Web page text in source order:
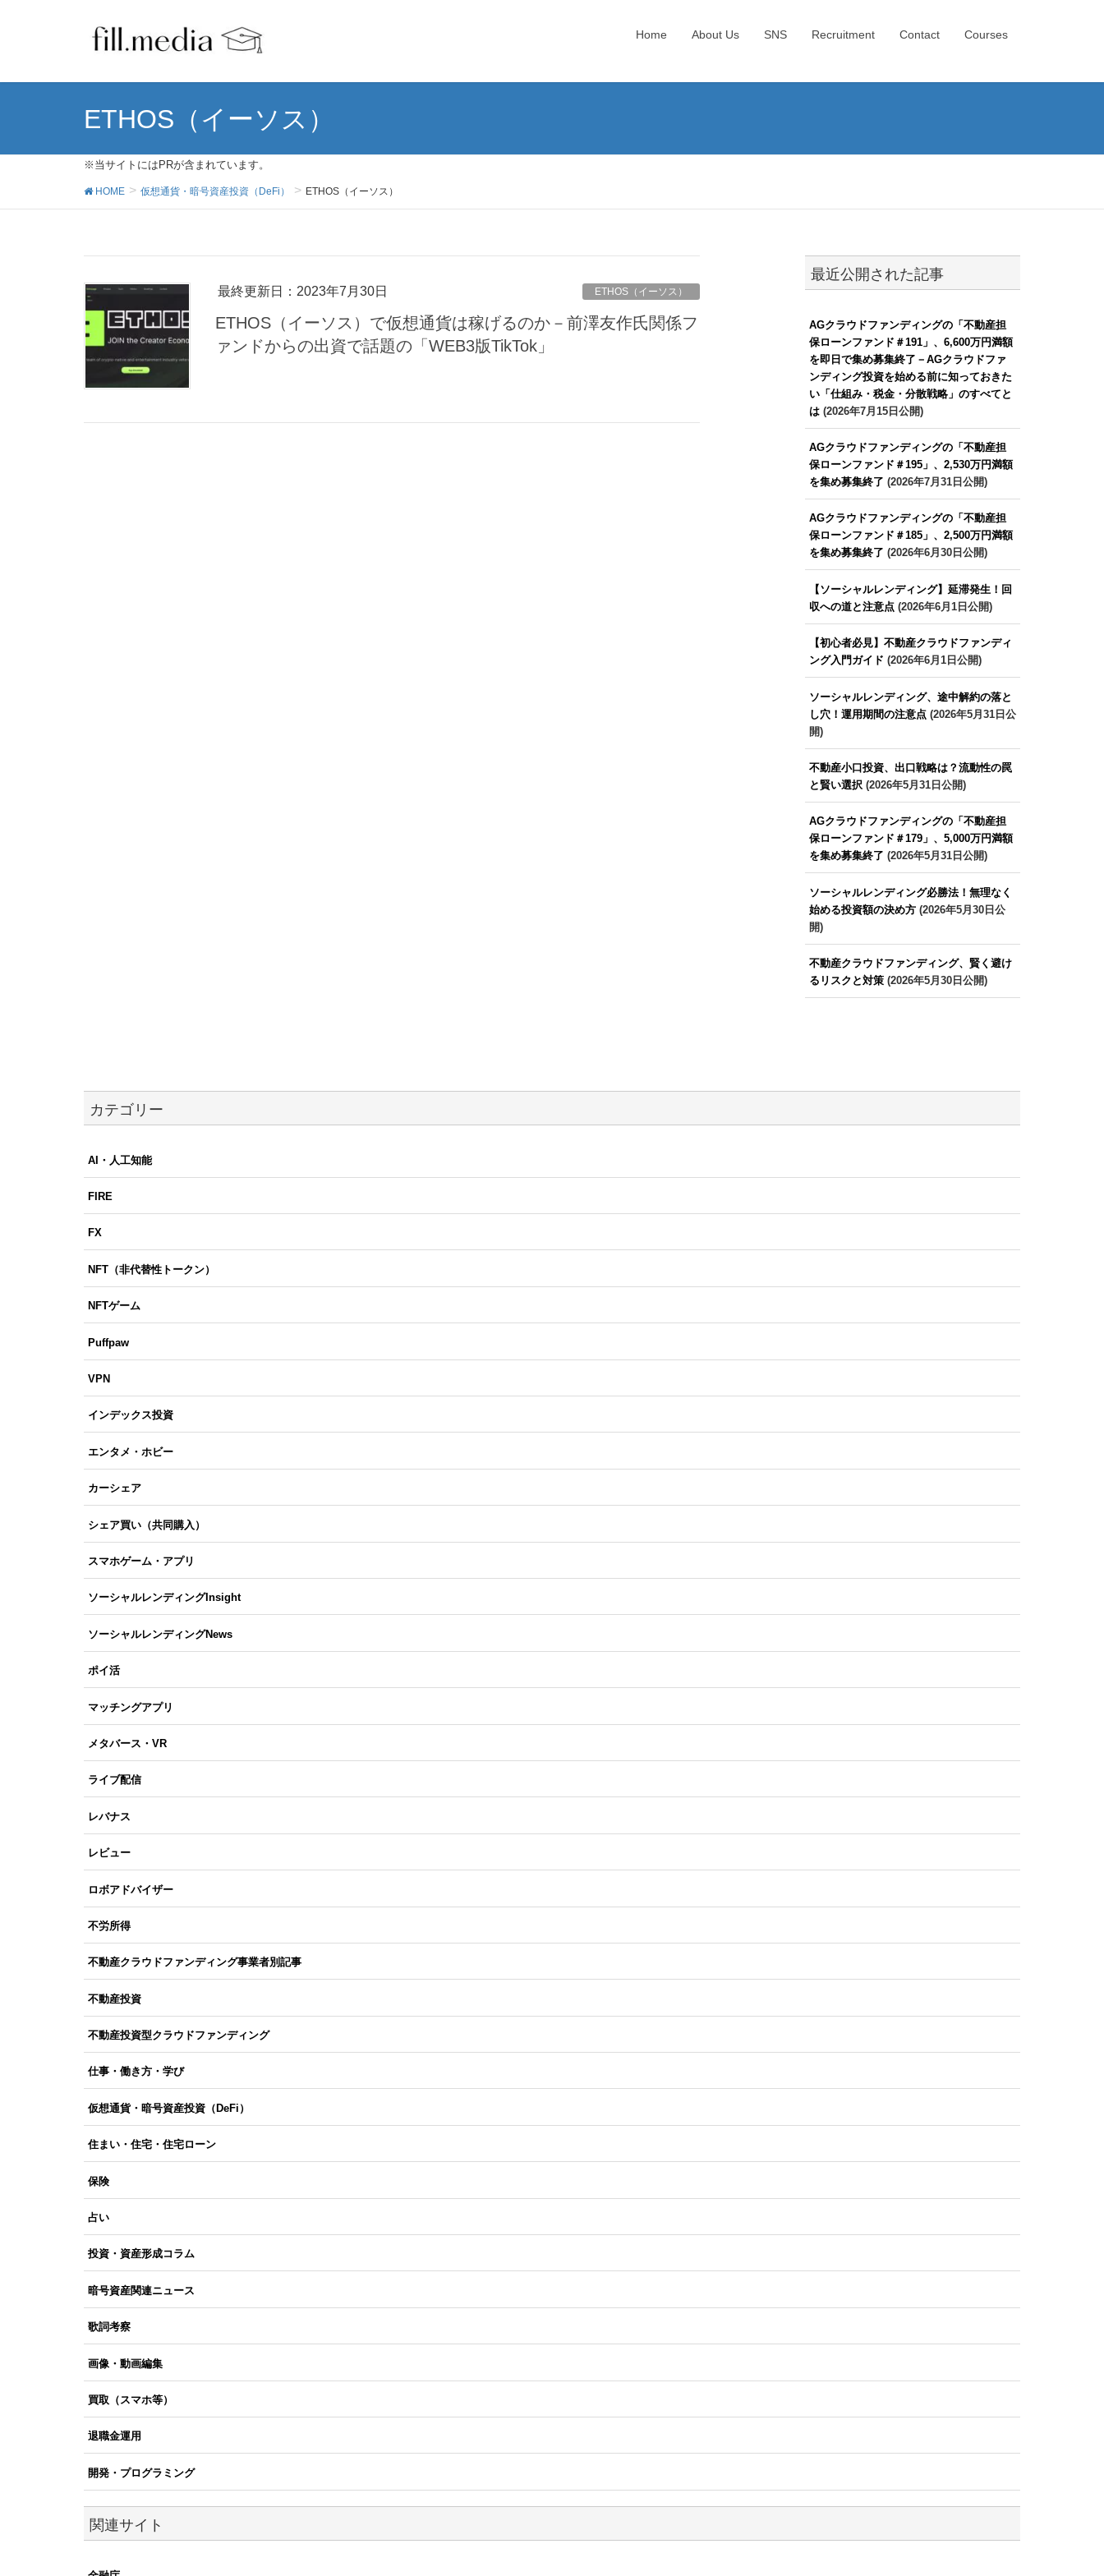
Home About Us SNS Recruitment Contact Courses
ETHOS（イーソス）
※当サイトにはPRが含まれています。
HOME 仮想通貨・暗号資産投資（DeFi） ETHOS（イーソス）
最終更新日：2023年7月30日 ETHOS（イーソス）
ETHOS（イーソス）で仮想通貨は稼げるのか－前澤友作氏関係フ
ァンドからの出資で話題の「WEB3版TikTok」
最近公開された記事
AGクラウドファンディングの「不動産担
保ローンファンド＃191」、6,600万円満額
を即日で集め募集終了－AGクラウドファ
ンディング投資を始める前に知っておきた
い「仕組み・税金・分散戦略」のすべてと
は(2026年7月15日公開)
AGクラウドファンディングの「不動産担
保ローンファンド＃195」、2,530万円満額
を集め募集終了 (2026年7月31日公開)
AGクラウドファンディングの「不動産担
保ローンファンド＃185」、2,500万円満額
を集め募集終了 (2026年6月30日公開)
【ソーシャルレンディング】延滞発生！回
収への道と注意点(2026年6月1日公開)
【初心者必見】不動産クラウドファンディ
ング入門ガイド (2026年6月1日公開)
ソーシャルレンディング、途中解約の落と
し穴！運用期間の注意点(2026年5月31日公
開)
不動産小口投資、出口戦略は？流動性の罠
と賢い選択(2026年5月31日公開)
AGクラウドファンディングの「不動産担
保ローンファンド＃179」、5,000万円満額
を集め募集終了 (2026年5月31日公開)
ソーシャルレンディング必勝法！無理なく
始める投資額の決め方(2026年5月30日公
開)
不動産クラウドファンディング、賢く避け
るリスクと対策(2026年5月30日公開)
カテゴリー
AI・人工知能
FIRE
FX
NFT（非代替性トークン）
NFTゲーム
Puffpaw
VPN
インデックス投資
エンタメ・ホビー
カーシェア
シェア買い（共同購入）
スマホゲーム・アプリ
ソーシャルレンディングInsight
ソーシャルレンディングNews
ポイ活
マッチングアプリ
メタバース・VR
ライブ配信
レバナス
レビュー
ロボアドバイザー
不労所得
不動産クラウドファンディング事業者別記事
不動産投資
不動産投資型クラウドファンディング
仕事・働き方・学び
仮想通貨・暗号資産投資（DeFi）
住まい・住宅・住宅ローン
保険
占い
投資・資産形成コラム
暗号資産関連ニュース
歌詞考察
画像・動画編集
買取（スマホ等）
退職金運用
開発・プログラミング
関連サイト